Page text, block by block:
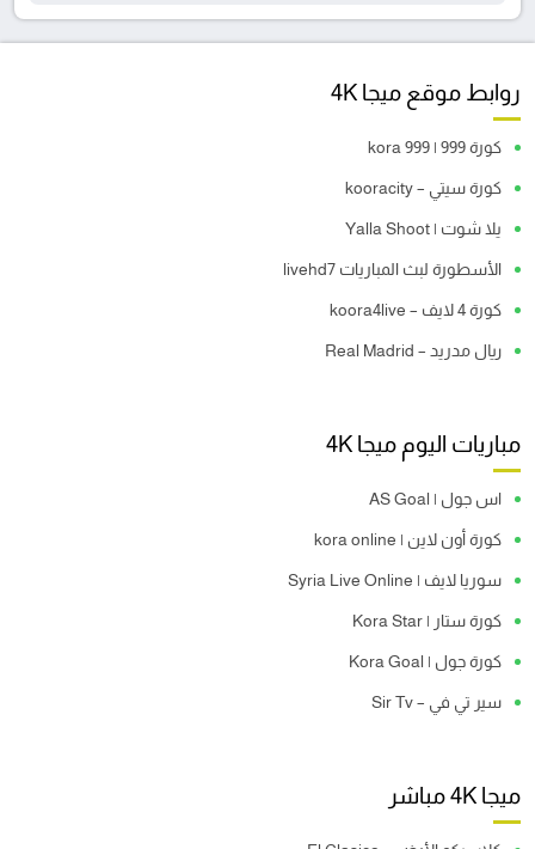
روابط موقع ميجا 4K
كورة 999 | kora 999
كورة سيتي – kooracity
يلا شوت | Yalla Shoot
الأسطورة لبث المباريات livehd7
كورة 4 لايف – koora4live
ريال مدريد – Real Madrid
مباريات اليوم ميجا 4K
اس جول | AS Goal
كورة أون لاين | kora online
سوريا لايف | Syria Live Online
كورة ستار | Kora Star
كورة جول | Kora Goal
سير تي في – Sir Tv
ميجا 4K مباشر